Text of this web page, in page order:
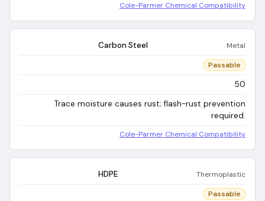
Cole-Parmer Chemical Compatibility
Carbon Steel Metal
Passable
50
Trace moisture causes rust; flash-rust prevention
required.
Cole-Parmer Chemical Compatibility
HDPE Thermoplastic
Passable